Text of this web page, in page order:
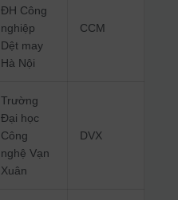
ĐH Công
nghiệp
Dệt may
Hà Nội
CCM
Trường
Đại học
Công
nghệ Vạn
Xuân
DVX